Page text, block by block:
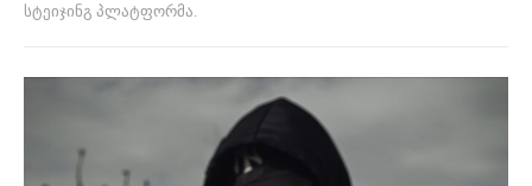
სტეიჯინგ პლატფორმა.